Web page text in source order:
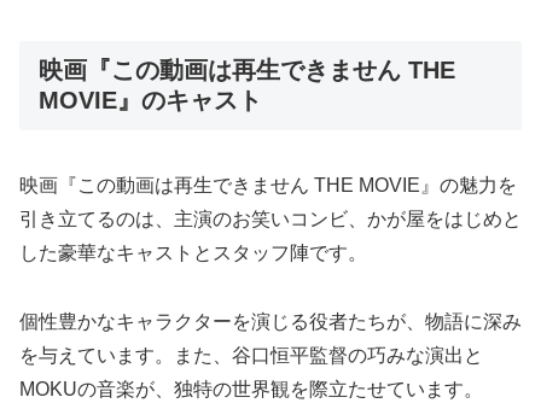
映画『この動画は再生できません THE
MOVIE』のキャスト
映画『この動画は再生できません THE MOVIE』の魅力を
引き立てるのは、主演のお笑いコンビ、かが屋をはじめと
した豪華なキャストとスタッフ陣です。
個性豊かなキャラクターを演じる役者たちが、物語に深み
を与えています。また、谷口恒平監督の巧みな演出と
MOKUの音楽が、独特の世界観を際立たせています。